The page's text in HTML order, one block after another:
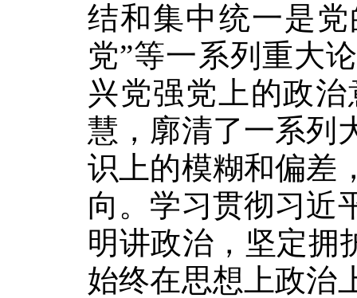
结和集中统一是
党”等一系列重大
兴党强党上的政
慧，廓清了一系列
识上的模糊和偏差
向。学习贯彻习近
明讲政治，坚定拥
始终在思想上政治